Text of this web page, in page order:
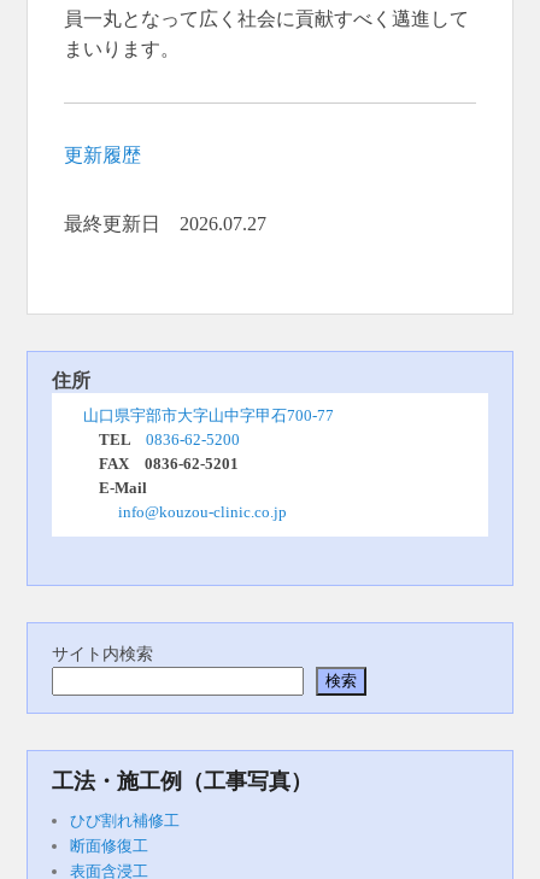
員一丸となって広く社会に貢献すべく邁進して
まいります。
更新履歴
最終更新日 2026.07.27
住所
山口県宇部市大字山中字甲石700-77
TEL 0836-62-5200
FAX　0836-62-5201
E-Mail
info@kouzou-clinic.co.jp
サイト内検索
検索
工法・施工例（工事写真）
ひび割れ補修工
断面修復工
表面含浸工